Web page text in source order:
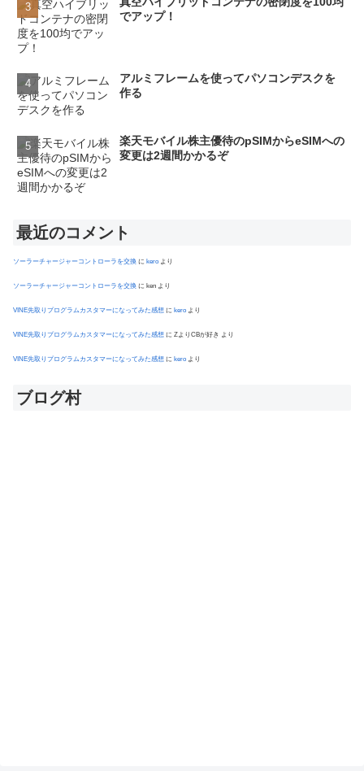
でアップ！
アルミフレームを使ってパソコンデスクを
作る
楽天モバイル株主優待のpSIMからeSIMへの
変更は2週間かかるぞ
最近のコメント
ソーラーチャージャーコントローラを交換 に kero より
ソーラーチャージャーコントローラを交換 に ken より
VINE先取りプログラムカスタマーになってみた感想 に kero より
VINE先取りプログラムカスタマーになってみた感想 に ZよりCBが好き より
VINE先取りプログラムカスタマーになってみた感想 に kero より
ブログ村